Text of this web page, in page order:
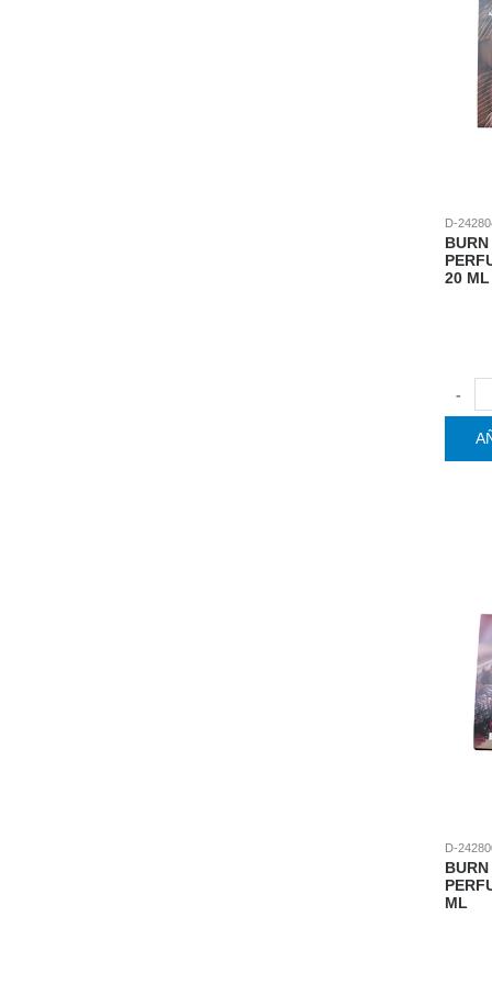
D-
20 ML
-
D-
ML